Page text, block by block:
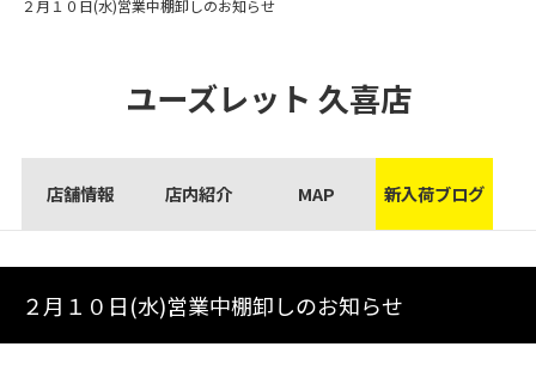
２月１０日(水)営業中棚卸しのお知らせ
ユーズレット 久喜店
店舗情報 店内紹介 MAP 新入荷ブログ
２月１０日(水)営業中棚卸しのお知らせ